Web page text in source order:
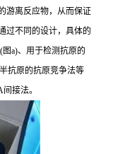
游离反应物，从而保证
过不同的设计，具体的
(图a)、用于检测抗原的
抗原的抗原竞争法等
间接法。